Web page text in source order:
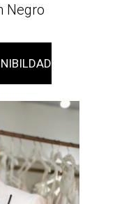
Negro